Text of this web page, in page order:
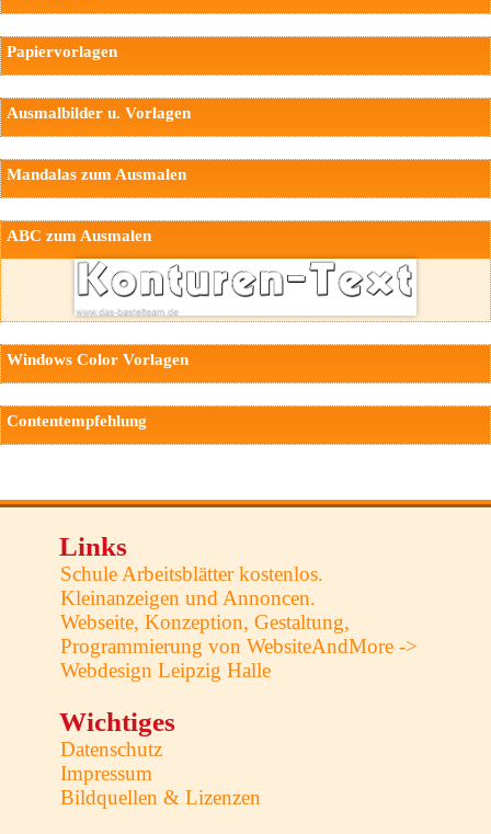
Papiervorlagen
Ausmalbilder u. Vorlagen
Mandalas zum Ausmalen
ABC zum Ausmalen
Windows Color Vorlagen
Contentempfehlung
Links
Schule Arbeitsblätter kostenlos.
Kleinanzeigen und Annoncen.
Webseite, Konzeption, Gestaltung,
Programmierung von WebsiteAndMore ->
Webdesign Leipzig Halle
Wichtiges
Datenschutz
Impressum
Bildquellen & Lizenzen